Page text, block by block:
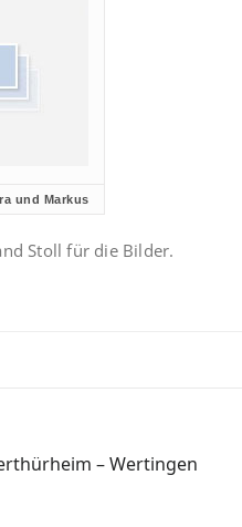
und Markus
Stoll für die Bilder.
– Wertingen